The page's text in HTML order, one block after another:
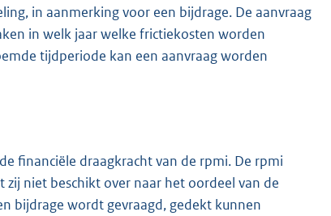
in aanmerking voor een bijdrage. De aanvraag
in welk jaar welke frictiekosten worden
tijdperiode kan een aanvraag worden
financiële draagkracht van de rpmi. De rpmi
niet beschikt over naar het oordeel van de
bijdrage wordt gevraagd, gedekt kunnen